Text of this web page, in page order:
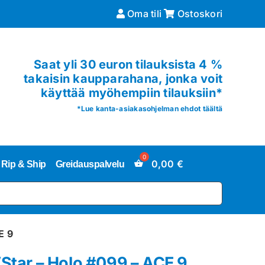
Oma tili Ostoskori
Saat yli 30 euron tilauksista 4 %
takaisin kaupparahana, jonka voit
käyttää myöhempiin tilauksiin*
*Lue kanta-asiakasohjelman ehdot täältä
Rip & Ship Greidauspalvelu 0,00 €
9